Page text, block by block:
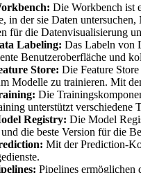
Die Workbench ist
in der sie Daten
für die Datenvisualisierung
Labeling: Das Labeln von
Benutzeroberfläche und
Store: Die Feature
Modelle zu trainieren. Mit
Die
unterstützt
Registry: Die Model
die beste Version für die
Mit der Prediction-
Pipelines